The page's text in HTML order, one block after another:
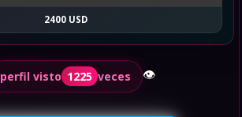
2400 USD
perfil visto 1225 veces 👁️